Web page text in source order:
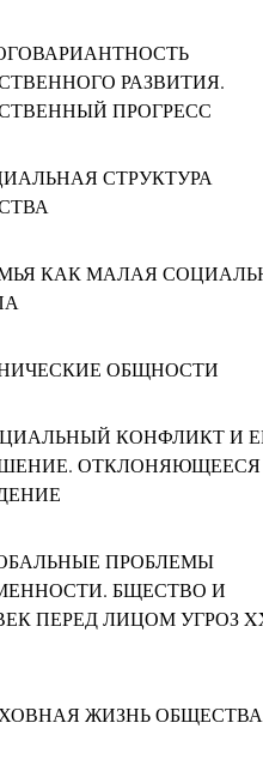
РАЗВИТИЯ.
ПРОГРЕСС
СТРУКТУРА
КАК МАЛАЯ
ОБЩНОСТИ
КОНФЛИКТ И
ОТКЛОНЯЮЩЕЕСЯ
ПРОБЛЕМЫ
БЩЕСТВО И
ПЕРЕД ЛИЦОМ УГРОЗ
ЖИЗНЬ ОБЩЕСТВА